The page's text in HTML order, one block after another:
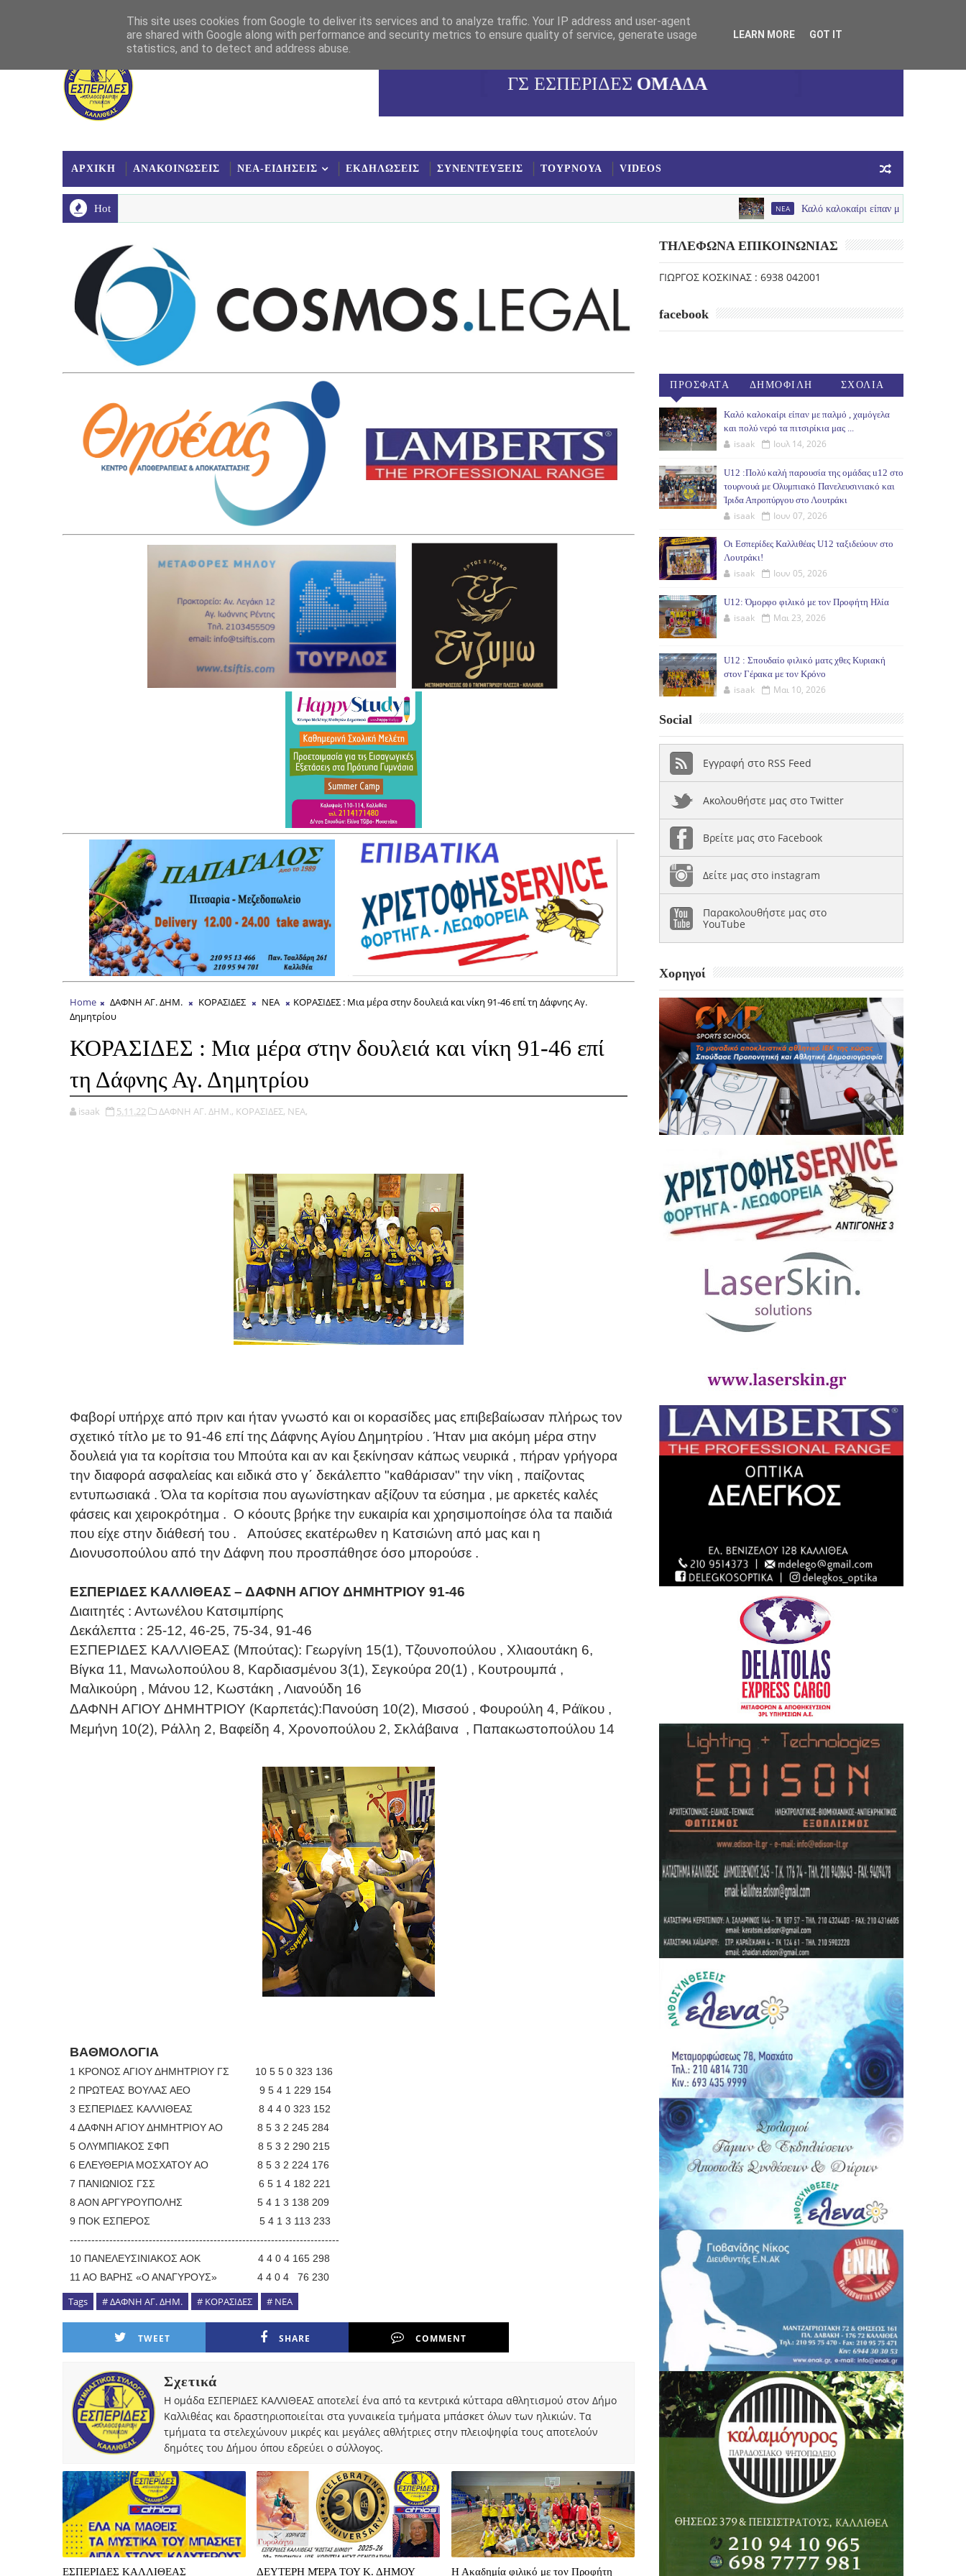
ΓΣ ΕΣΠΕΡΙΔΕΣ
ΚΑΛΛΙΘΕΑΣ
ΟΜΑΔΑ
ΜΠΑΣΚΕΤ
ΑΡΧΙΚΗ ΑΝΑΚΟΙΝΩΣΕΙΣ ΝΕΑ-ΕΙΔΗΣΕΙΣ ΕΚΔΗΛΩΣΕΙΣ ΣΥΝΕΝΤΕΥΞΕΙΣ ΤΟΥΡΝΟΥΑ VIDEOS
Hot NEA Καλό καλοκαίρι είπαν με παλμό , χαμόγελα και
Home ΔΑΦΝΗ ΑΓ. ΔΗΜ. ΚΟΡΑΣΙΔΕΣ ΝΕΑ
ΚΟΡΑΣΙΔΕΣ : Μια μέρα στην δουλειά και νίκη 91-46 επί τη Δάφνης Αγ.
Δημητρίου
ΚΟΡΑΣΙΔΕΣ : Μια μέρα στην δουλειά και νίκη 91-46 επί
τη Δάφνης Αγ. Δημητρίου
isaak 5.11.22 ΔΑΦΝΗ ΑΓ. ΔΗΜ., ΚΟΡΑΣΙΔΕΣ, ΝΕΑ,
Φαβορί υπήρχε από πριν και ήταν γνωστό και οι κορασίδες μας επιβεβαίωσαν πλήρως τον
σχετικό τίτλο με το 91-46 επί της Δάφνης Αγίου Δημητρίου . Ήταν μια ακόμη μέρα στην
δουλειά για τα κορίτσια του Μπούτα και αν και ξεκίνησαν κάπως νευρικά , πήραν γρήγορα
την διαφορά ασφαλείας και ειδικά στο γ΄ δεκάλεπτο "καθάρισαν" την νίκη , παίζοντας
εντυπωσιακά . Όλα τα κορίτσια που αγωνίστηκαν αξίζουν τα εύσημα , με αρκετές καλές
φάσεις και χειροκρότημα . Ο κόουτς βρήκε την ευκαιρία και χρησιμοποίησε όλα τα παιδιά
που είχε στην διάθεσή του . Απούσες εκατέρωθεν η Κατσιώνη από μας και η
Διονυσοπούλου από την Δάφνη που προσπάθησε όσο μπορούσε .
EΣΠΕΡΙΔΕΣ ΚΑΛΛΙΘΕΑΣ – ΔΑΦΝΗ ΑΓΙΟΥ ΔΗΜΗΤΡΙΟΥ 91-46
Διαιτητές : Αντωνέλου Κατσιμπίρης
Δεκάλεπτα : 25-12, 46-25, 75-34, 91-46
ΕΣΠΕΡΙΔΕΣ ΚΑΛΛΙΘΕΑΣ (Μπούτας): Γεωργίνη 15(1), Τζουνοπούλου , Χλιαουτάκη 6,
Βίγκα 11, Μανωλοπούλου 8, Καρδιασμένου 3(1), Σεγκούρα 20(1) , Κουτρουμπά ,
Μαλικούρη , Μάνου 12, Κωστάκη , Λιανούδη 16
ΔΑΦΝΗ ΑΓΙΟΥ ΔΗΜΗΤΡΙΟΥ (Καρπετάς):Πανούση 10(2), Μισσού , Φουρούλη 4, Ράϊκου ,
Μεμήνη 10(2), Ράλλη 2, Βαφείδη 4, Χρονοπούλου 2, Σκλάβαινα , Παπακωστοπούλου 14
ΒΑΘΜΟΛΟΓΙΑ
1 ΚΡΟΝΟΣ ΑΓΙΟΥ ΔΗΜΗΤΡΙΟΥ ΓΣ 10 5 5 0 323 136
2 ΠΡΩΤΕΑΣ ΒΟΥΛΑΣ ΑΕΟ 9 5 4 1 229 154
3 ΕΣΠΕΡΙΔΕΣ ΚΑΛΛΙΘΕΑΣ 8 4 4 0 323 152
4 ΔΑΦΝΗ ΑΓΙΟΥ ΔΗΜΗΤΡΙΟΥ ΑΟ 8 5 3 2 245 284
5 ΟΛΥΜΠΙΑΚΟΣ ΣΦΠ 8 5 3 2 290 215
6 ΕΛΕΥΘΕΡΙΑ ΜΟΣΧΑΤΟΥ ΑΟ
8 5 3 2 224 176
7 ΠΑΝΙΩΝΙΟΣ ΓΣΣ 6 5 1 4 182 221
8 ΑΟΝ ΑΡΓΥΡΟΥΠΟΛΗΣ 5 4 1 3 138 209
9 ΠΟΚ ΕΣΠΕΡΟΣ 5 4 1 3 113 233
---------------------------------------------------------------------------
10 ΠΑΝΕΛΕΥΣΙΝΙΑΚΟΣ ΑΟΚ 4 4 0 4 165 298
11 ΑΟ ΒΑΡΗΣ «Ο ΑΝΑΓΥΡΟΥΣ» 4 4 0 4 76 230
Tags # ΔΑΦΝΗ ΑΓ. ΔΗΜ. # ΚΟΡΑΣΙΔΕΣ # ΝΕΑ
TWEET SHARE COMMENT
Σχετικά
Η ομάδα ΕΣΠΕΡΙΔΕΣ ΚΑΛΛΙΘΕΑΣ αποτελεί ένα από τα κεντρικά κύτταρα αθλητισμού στον Δήμο
Καλλιθέας και δραστηριοποιείται στα γυναικεία τμήματα μπάσκετ όλων των ηλικιών. Τα
τμήματα τα στελεχώνουν μικρές και μεγάλες αθλήτριες στην πλειοψηφία τους αποτελούν
δημότες του Δήμου όπου εδρεύει ο σύλλογος.
ΕΣΠΕΡΙΔΕΣ ΚΑΛΛΙΘΕΑΣ ΔΕΥΤΕΡΗ ΜΈΡΑ ΤΟΥ Κ. ΔΗΜΟΥ Η Ακαδημία φιλικό με τον Προφήτη
ΤΗΛΕΦΩΝΑ ΕΠΙΚΟΙΝΩΝΙΑΣ
ΓΙΩΡΓΟΣ ΚΟΣΚΙΝΑΣ : 6938 042001
facebook
ΠΡΟΣΦΑΤΑ ΔΗΜΟΦΙΛΗ ΣΧΟΛΙΑ
Καλό καλοκαίρι είπαν με παλμό , χαμόγελα
και πολύ νερό τα πιτσιρίκια μας ...
isaak Ιουλ 14, 2026
U12 :Πολύ καλή παρουσία της ομάδας u12 στο
τουρνουά με Ολυμπιακό Πανελευσινιακό και
Ίριδα Απροπύργου στο Λουτράκι
isaak Ιουν 07, 2026
Οι Εσπερίδες Καλλιθέας U12 ταξιδεύουν στο
Λουτράκι!
isaak Ιουν 05, 2026
U12: Όμορφο φιλικό με τον Προφήτη Ηλία
isaak Μαι 23, 2026
U12 : Σπουδαίο φιλικό ματς χθες Κυριακή
στον Γέρακα με τον Κρόνο
isaak Μαι 10, 2026
Social
Εγγραφή στο RSS Feed
Ακολουθήστε μας στο Twitter
Βρείτε μας στο Facebook
Δείτε μας στο instagram
Παρακολουθήστε μας στο
YouTube
Χορηγοί
This site uses cookies from Google to deliver its services and to analyze traffic. Your IP address and user-agent
are shared with Google along with performance and security metrics to ensure quality of service, generate usage
statistics, and to detect and address abuse.
LEARN MORE GOT IT